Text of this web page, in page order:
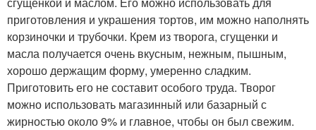
приготовления и украшения тортов, им можно наполнять
корзиночки и трубочки. Крем из творога, сгущенки и
масла получается очень вкусным, нежным, пышным,
хорошо держащим форму, умеренно сладким.
Приготовить его не составит особого труда. Творог
можно использовать магазинный или базарный с
жирностью около 9% и главное, чтобы он был свежим.